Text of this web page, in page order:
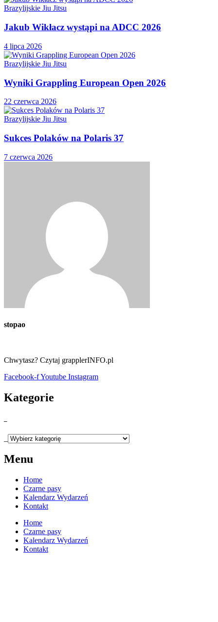
Brazylijskie Jiu Jitsu
Jakub Wikłacz wystąpi na ADCC 2026
4 lipca 2026
Brazylijskie Jiu Jitsu
Wyniki Grappling European Open 2026
22 czerwca 2026
Brazylijskie Jiu Jitsu
Sukces Polaków na Polaris 37
7 czerwca 2026
stopao
Chwytasz? Czytaj grapplerINFO.pl
Facebook-fYoutube Instagram
Kategorie
Menu
Home
Czarne pasy
Kalendarz Wydarzeń
Kontakt
Home
Czarne pasy
Kalendarz Wydarzeń
Kontakt